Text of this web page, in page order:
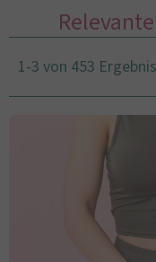
1-3 von 453